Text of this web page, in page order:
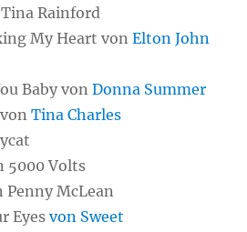
Rainford
My Heart vonElton John
Baby vonDonna Summer
vonTina Charles
5000 Volts
Penny McLean
Eyesvon Sweet